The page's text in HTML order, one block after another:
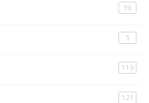
39
3
119
121